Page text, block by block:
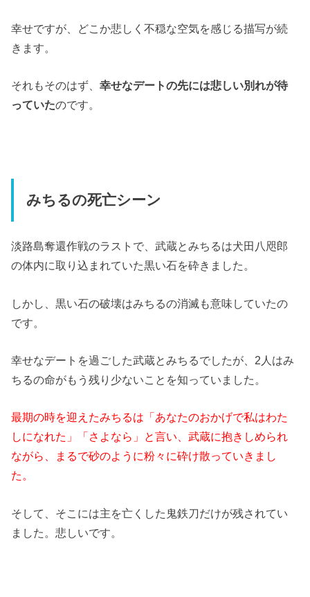
幸せですが、どこか悲しく不穏な空気を感じる描写が続
きます。
それもそのはず、幸せなデートの先には悲しい別れが待
っていたのです。
みちるの死亡シーン
淡路島奪還作戦のラストで、武蔵とみちるは犬田八咫郎
の体内に取り込まれていた黒い石を砕きました。
しかし、黒い石の破壊はみちるの消滅も意味していたの
です。
幸せなデートを過ごした武蔵とみちるでしたが、2人はみ
ちるの命がもう残り少ないことを知っていました。
最期の時を迎えたみちるは「あなたのおかげで私はわた
しになれた」「さよなら」と言い、武蔵に抱きしめられ
ながら、まるで砂のように粉々に砕け散っていきまし
た。
そして、そこには主を亡くした鬼鉄刀だけが残されてい
ました。悲しいです。